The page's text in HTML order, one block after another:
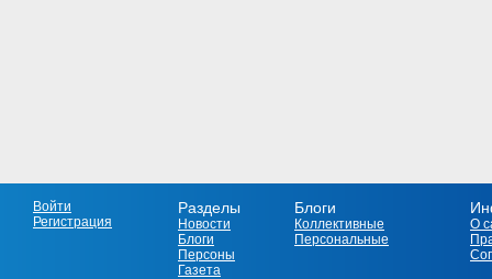
Войти
Регистрация
Разделы
Новости
Блоги
Персоны
Газета
Блоги
Коллективные
Персональные
О